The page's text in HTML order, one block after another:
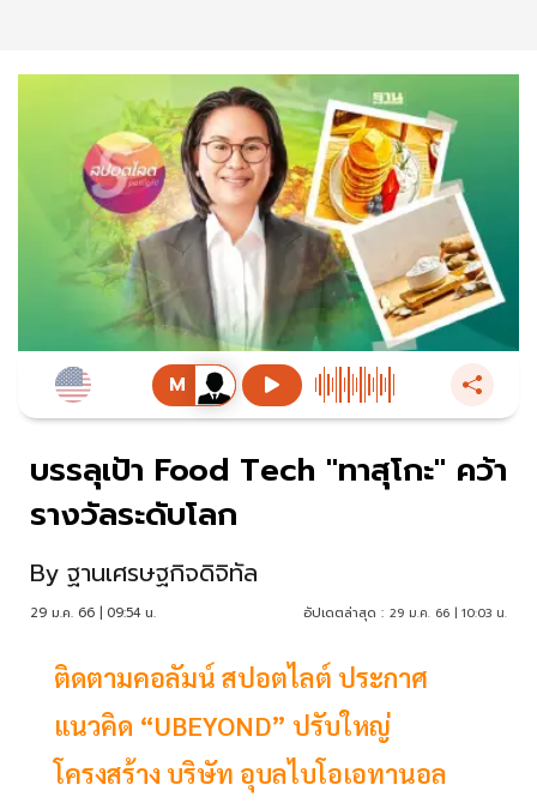
บรรลุเป้า Food Tech "ทาสุโกะ" คว้า
รางวัลระดับโลก
By ฐานเศรษฐกิจดิจิทัล
29 ม.ค. 66 | 09:54 น. อัปเดตล่าสุด : 29 ม.ค. 66 | 10:03 น.
ติดตามคอลัมน์ สปอตไลต์ ประกาศ
แนวคิด “UBEYOND” ปรับใหญ่
โครงสร้าง บริษัท อุบลไบโอเอทานอล